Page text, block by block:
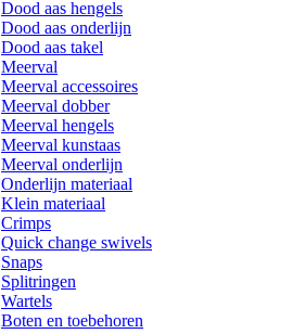
Dood aas hengels
Dood aas onderlijn
Dood aas takel
Meerval
Meerval accessoires
Meerval dobber
Meerval hengels
Meerval kunstaas
Meerval onderlijn
Onderlijn materiaal
Klein materiaal
Crimps
Quick change swivels
Snaps
Splitringen
Wartels
Boten en toebehoren